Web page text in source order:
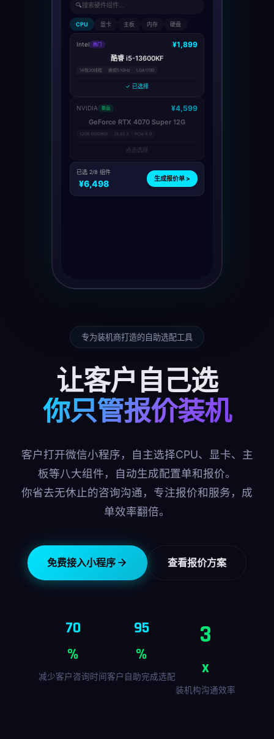
专为装机商打造的自助选配工具
让客户自己选
你只管报价装机
客户打开微信小程序，自主选择CPU、显卡、主
板等八大组件，自动生成配置单和报价。
你省去无休止的咨询沟通，专注报价和服务，成
单效率翻倍。
免费接入小程序 查看报价方案
70
%
减少客户咨询时间
95
%
客户自助完成选配
3
x
装机构沟通效率
🔍搜索硬件组件...
CPU 显卡 主板 内存 硬盘
Intel 热门 ¥1,899
酷睿 i5-13600KF
14核20线程 睿频5.1GHz LGA1700
✓ 已选择
NVIDIA 新品 ¥4,599
GeForce RTX 4070 Super 12G
12GB GDDR6X DLSS 3 PCIe 4.0
点击选择
已选 2/8 组件
¥6,498 生成报价单 >